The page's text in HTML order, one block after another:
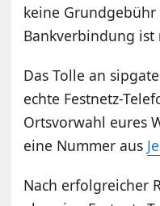
keine
Bankverbindung ist
Das Tolle an
echte Festnetz-
Ortsvorwahl eures
eine Nummer aus
Nach erfolgreicher